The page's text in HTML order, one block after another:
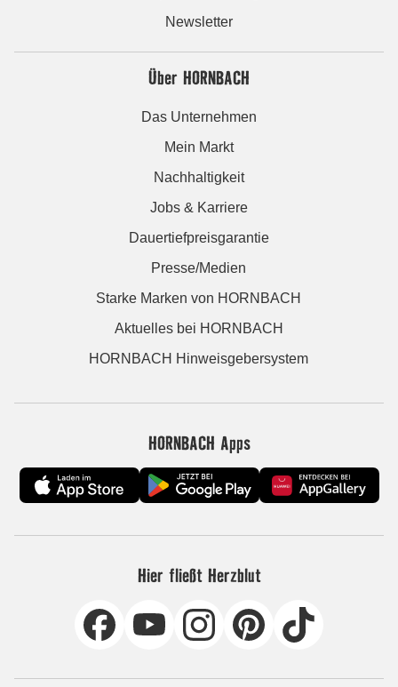
Newsletter
Über HORNBACH
Das Unternehmen
Mein Markt
Nachhaltigkeit
Jobs & Karriere
Dauertiefpreisgarantie
Presse/Medien
Starke Marken von HORNBACH
Aktuelles bei HORNBACH
HORNBACH Hinweisgebersystem
HORNBACH Apps
Hier fließt Herzblut